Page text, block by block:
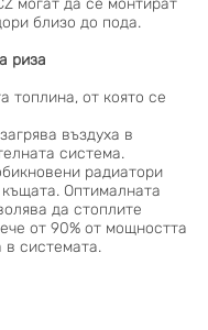
могат да се монтират
близо до пода.
риза
топлина, от която се
въздуха в
система.
радиатори
Оптималната
да стоплите
от 90% от мощността
в системата.